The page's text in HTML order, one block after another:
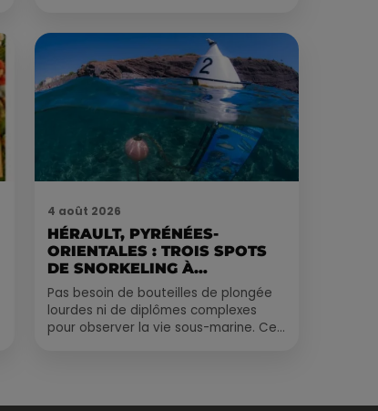
4 août 2026
HÉRAULT, PYRÉNÉES-
ORIENTALES : TROIS SPOTS
DE SNORKELING À
EXPLORER...
Pas besoin de bouteilles de plongée
lourdes ni de diplômes complexes
pour observer la vie sous-marine. Cet